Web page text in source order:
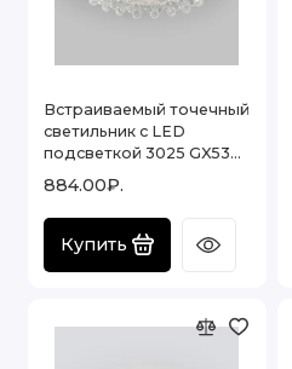
Встраиваемый точечный
светильник с LED
подсветкой 3025 GX53
884.00₽.
Купить